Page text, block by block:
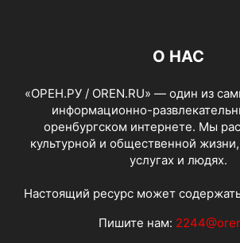
О НАС
«ОРЕН.РУ / OREN.RU» — один из
информационно-
оренбургском интернете. Мы
культурной и общественной
услугах и людях.
Настоящий ресурс может
Пишите нам: